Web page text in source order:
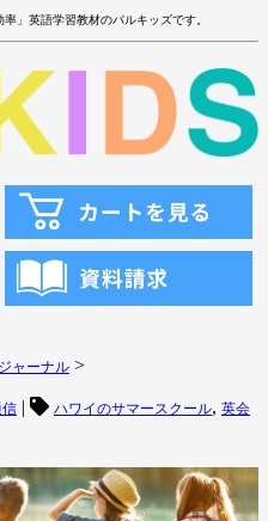
」英語学習教材のパルキッズです。
ャーナル >
| ハワイのサマースクール, 英会